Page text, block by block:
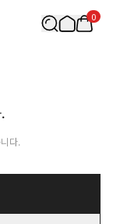
0
다.